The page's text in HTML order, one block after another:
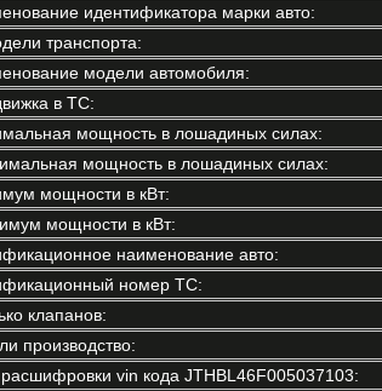
идентификатора марки авто:
транспорта:
модели автомобиля:
в ТС:
мощность в лошадиных силах:
мощность в лошадиных силах:
мощности в кВт:
мощности в кВт:
наименование авто:
номер ТС:
клапанов:
производство:
vin кода JTHBL46F005037103: